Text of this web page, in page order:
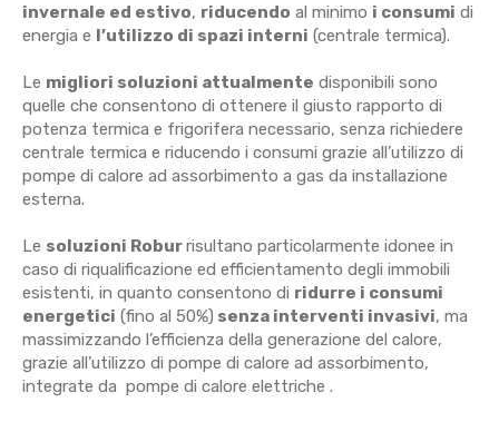
invernale ed estivo, riducendo al minimo i consumi di
energia e l’utilizzo di spazi interni (centrale termica).
Le migliori soluzioni attualmente disponibili sono
quelle che consentono di ottenere il giusto rapporto di
potenza termica e frigorifera necessario, senza richiedere
centrale termica e riducendo i consumi grazie all’utilizzo di
pompe di calore ad assorbimento a gas da installazione
esterna.
Le soluzioni Roburrisultano particolarmente idonee in
caso di riqualificazione ed efficientamento degli immobili
esistenti, in quanto consentono di ridurre i consumi
energetici (fino al 50%) senza interventi invasivi, ma
massimizzando l’efficienza della generazione del calore,
grazie all’utilizzo di pompe di calore ad assorbimento,
integrate da pompe di calore elettriche .